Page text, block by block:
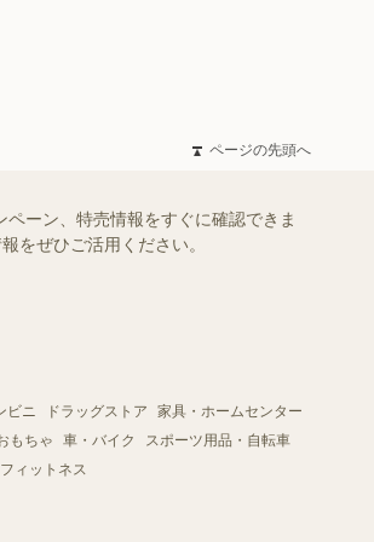
ページの先頭へ
ーン、特売情報をすぐに確認できま
をぜひご活用ください。
ビニ ドラッグストア
家具・ホームセンター
もちゃ
車・バイク
スポーツ用品・自転車
ィットネス